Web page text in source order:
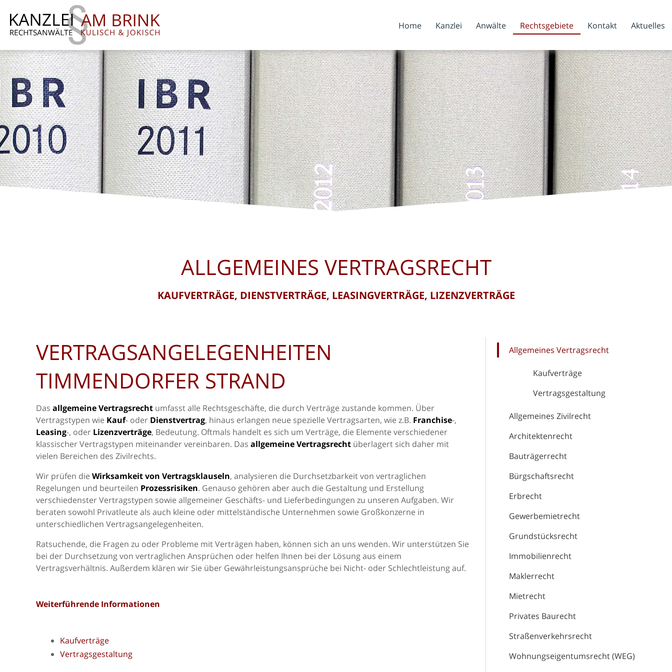
Home Kanzlei Anwälte Rechtsgebiete Kontakt Aktuelles
ALLGEMEINES VERTRAGSRECHT
KAUFVERTRÄGE, DIENSTVERTRÄGE, LEASINGVERTRÄGE, LIZENZVERTRÄGE
Allgemeines Vertragsrecht
Kaufverträge
Vertragsgestaltung
Allgemeines Zivilrecht
Architektenrecht
Bauträgerrecht
Bürgschaftsrecht
Erbrecht
Gewerbemietrecht
Grundstücksrecht
Immobilienrecht
Maklerrecht
Mietrecht
Privates Baurecht
Straßenverkehrsrecht
Wohnungseigentumsrecht (WEG)
VERTRAGSANGELEGENHEITEN
TIMMENDORFER STRAND
Das allgemeine Vertragsrecht umfasst alle Rechtsgeschäfte, die durch Verträge zustande kommen. Über
Vertragstypen wie Kauf- oder Dienstvertrag, hinaus erlangen neue spezielle Vertragsarten, wie z.B. Franchise-,
Leasing-, oder Lizenzverträge, Bedeutung. Oftmals handelt es sich um Verträge, die Elemente verschiedener
klassischer Vertragstypen miteinander vereinbaren. Das allgemeine Vertragsrecht überlagert sich daher mit
vielen Bereichen des Zivilrechts.
Wir prüfen die Wirksamkeit von Vertragsklauseln, analysieren die Durchsetzbarkeit von vertraglichen
Regelungen und beurteilen Prozessrisiken. Genauso gehören aber auch die Gestaltung und Erstellung
verschiedenster Vertragstypen sowie allgemeiner Geschäfts- und Lieferbedingungen zu unseren Aufgaben. Wir
beraten sowohl Privatleute als auch kleine oder mittelständische Unternehmen sowie Großkonzerne in
unterschiedlichen Vertragsangelegenheiten.
Ratsuchende, die Fragen zu oder Probleme mit Verträgen haben, können sich an uns wenden. Wir unterstützen Sie
bei der Durchsetzung von vertraglichen Ansprüchen oder helfen Ihnen bei der Lösung aus einem
Vertragsverhältnis. Außerdem klären wir Sie über Gewährleistungsansprüche bei Nicht- oder Schlechtleistung auf.
Weiterführende Informationen
Kaufverträge
Vertragsgestaltung